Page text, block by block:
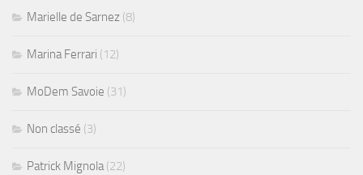
Marielle de Sarnez (8)
Marina Ferrari (12)
MoDem Savoie (31)
Non classé (3)
Patrick Mignola(22)